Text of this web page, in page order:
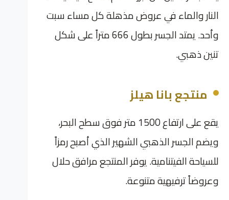
النار والماء في عروض مذهلة كل مساء سبت
وأحد. يمتد الجسر بطول 666 متراً على شكل
تنين ذهبي.
منتجع بانا هيلز
يقع على ارتفاع 1500 متر فوق سطح البحر،
ويضم الجسر الذهبي الشهير الذي أصبح رمزاً
للسياحة الفيتنامية. يوفر المنتجع مرافق حلال
وعروضاً ترفيهية متنوعة.